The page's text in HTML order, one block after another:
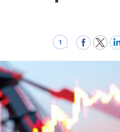
1